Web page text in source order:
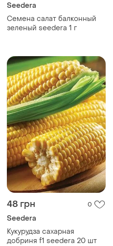
Seedera
Семена салат балконный
зеленый seedera 1 г
48 грн 0
Seedera
Кукурудза сахарная
добриня f1 seedera 20 шт